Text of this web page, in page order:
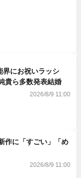
界にお祝いラッシ
貴ら多数発表結婚
2026/8/9 11:00
作に「すごい」「め
2026/8/9 11:00